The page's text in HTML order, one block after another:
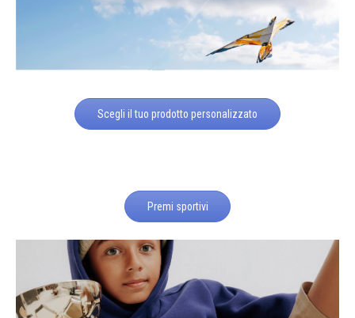
Scegli il tuo prodotto personalizzato
Premi sportivi